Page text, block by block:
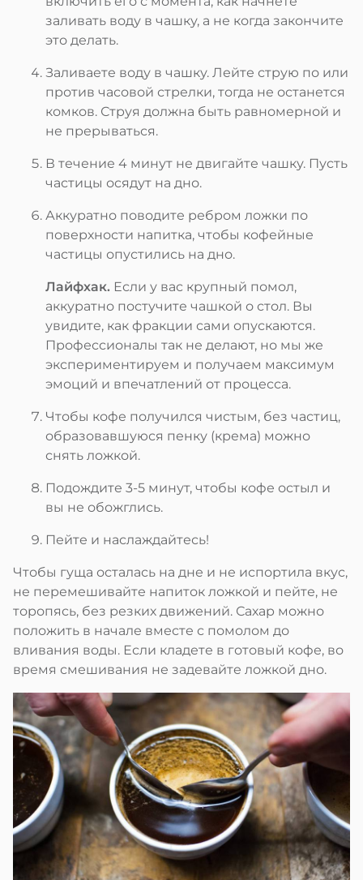
заливать воду в чашку, а не когда закончите
это делать.
Заливаете воду в чашку. Лейте струю по или
против часовой стрелки, тогда не останется
комков. Струя должна быть равномерной и
не прерываться.
В течение 4 минут не двигайте чашку. Пусть
частицы осядут на дно.
Аккуратно поводите ребром ложки по
поверхности напитка, чтобы кофейные
частицы опустились на дно.
Лайфхак. Если у вас крупный помол,
аккуратно постучите чашкой о стол. Вы
увидите, как фракции сами опускаются.
Профессионалы так не делают, но мы же
экспериментируем и получаем максимум
эмоций и впечатлений от процесса.
Чтобы кофе получился чистым, без частиц,
образовавшуюся пенку (крема) можно
снять ложкой.
Подождите 3-5 минут, чтобы кофе остыл и
вы не обожглись.
Пейте и наслаждайтесь!
Чтобы гуща осталась на дне и не испортила вкус,
не перемешивайте напиток ложкой и пейте, не
торопясь, без резких движений. Сахар можно
положить в начале вместе с помолом до
вливания воды. Если кладете в готовый кофе, во
время смешивания не задевайте ложкой дно.